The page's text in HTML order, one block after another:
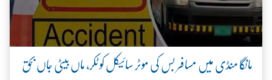
مانگا منڈی میں مسافر بس کی موٹر سائیکل کو ٹکر، ماں بیٹی جاں بحق